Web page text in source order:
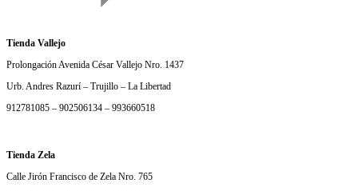
Tienda Vallejo
Prolongación Avenida César Vallejo Nro. 1437
Urb. Andres Razurí – Trujillo – La Libertad
912781085 – 902506134 – 993660518
Tienda Zela
Calle Jirón Francisco de Zela Nro. 765